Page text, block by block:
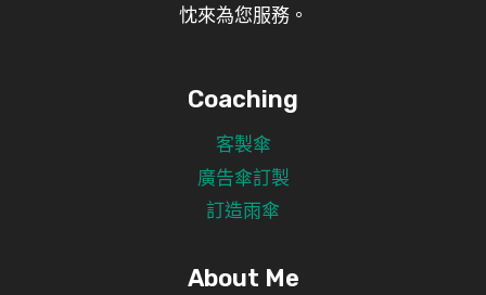
忱來為您服務。
Coaching
客製傘
廣告傘訂製
訂造雨傘
About Me